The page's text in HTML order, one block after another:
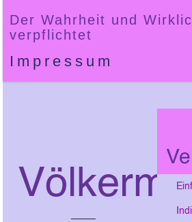
Der Wahrheit und
verpflichtet
Impressum